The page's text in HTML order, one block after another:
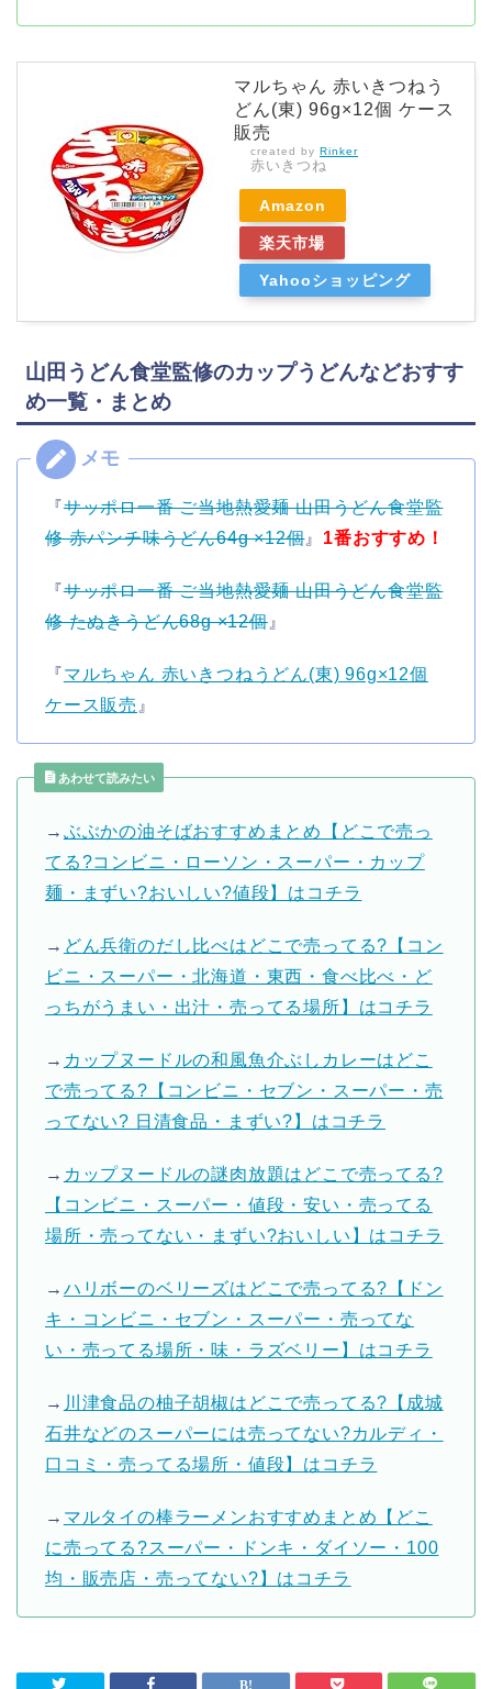
マルちゃん 赤いきつねう
どん(東) 96g×12個 ケース
販売
created by Rinker
赤いきつね
Amazon
楽天市場
Yahooショッピング
山田うどん食堂監修のカップうどんなどおすす
め一覧・まとめ
『サッポロ一番 ご当地熱愛麺 山田うどん食堂監
修 赤パンチ味うどん64g ×12個』 1番おすすめ！
『サッポロ一番 ご当地熱愛麺 山田うどん食堂監
修 たぬきうどん68g ×12個』
『マルちゃん 赤いきつねうどん(東) 96g×12個
ケース販売 』
あわせて読みたい
→ ぶぶかの油そばおすすめまとめ【どこで売っ
てる?コンビニ・ローソン・スーパー・カップ
麺・まずい?おいしい?値段】はコチラ
→ どん兵衛のだし比べはどこで売ってる?【コン
ビニ・スーパー・北海道・東西・食べ比べ・ど
っちがうまい・出汁・売ってる場所】はコチラ
→ カップヌードルの和風魚介ぶしカレーはどこ
で売ってる?【コンビニ・セブン・スーパー・売
ってない? 日清食品・まずい?】はコチラ
→ カップヌードルの謎肉放題はどこで売ってる?
【コンビニ・スーパー・値段・安い・売ってる
場所・売ってない・まずい?おいしい】はコチラ
→ ハリボーのベリーズはどこで売ってる?【ドン
キ・コンビニ・セブン・スーパー・売ってな
い・売ってる場所・味・ラズベリー】はコチラ
→ 川津食品の柚子胡椒はどこで売ってる?【成城
石井などのスーパーには売ってない?カルディ・
口コミ・売ってる場所・値段】はコチラ
→ マルタイの棒ラーメンおすすめまとめ【どこ
に売ってる?スーパー・ドンキ・ダイソー・100
均・販売店・売ってない?】はコチラ